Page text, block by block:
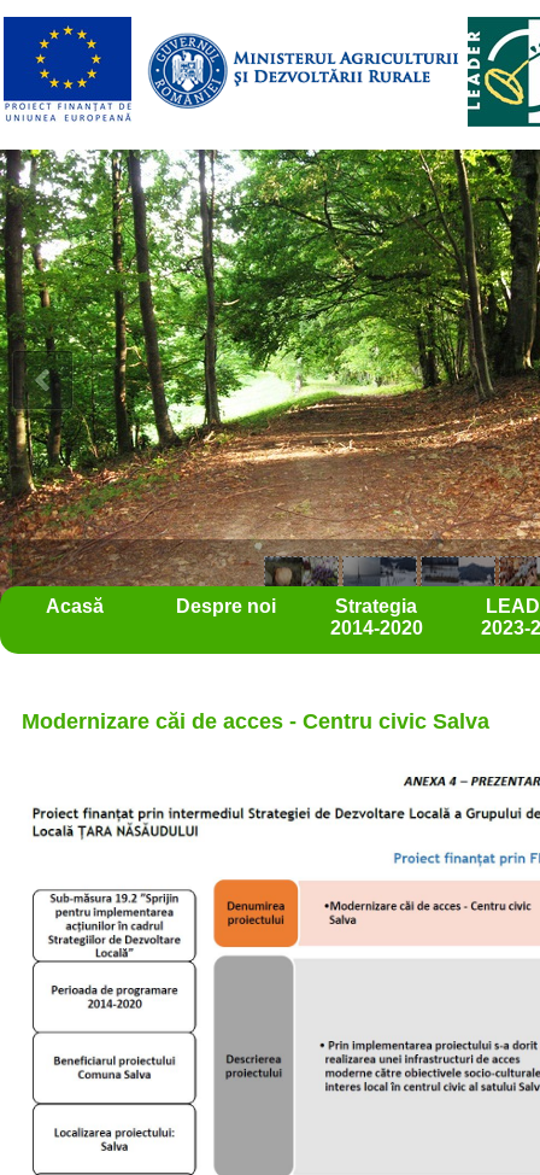
Acasă Despre noi
Strategia
2014-2020
2023-
Modernizare căi de acces - Centru civic Salva